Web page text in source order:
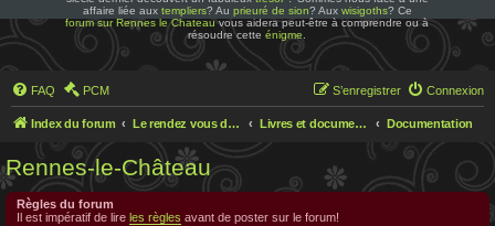
affaire liée aux templiers? Au prieuré de sion? Aux wisigoths? Ce
forum sur Rennes le Chateauvous aidera peut-être à comprendre ou à
résoudre cetteénigme
FAQ PCM Connexion
S’enregistrer
Index du forum Le rendez vous des chercheurs Livres et documentations sur Rennes le Chateau Documentation
Rennes-le-Château
Règles du forum
Il est impératif de lire les règles avant de poster sur le forum!